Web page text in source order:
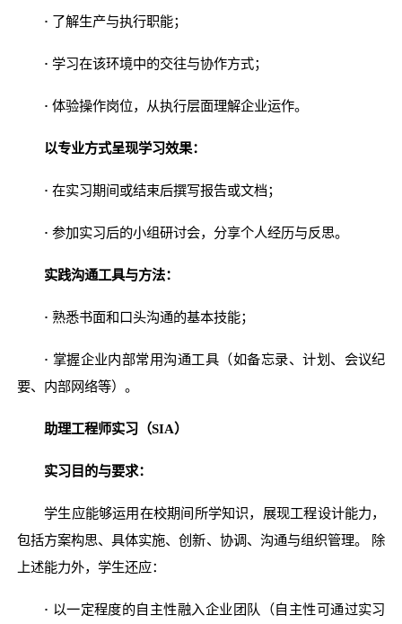
· 了解生产与执行职能；
· 学习在该环境中的交往与协作方式；
· 体验操作岗位，从执行层面理解企业运作。
以专业方式呈现学习效果：
· 在实习期间或结束后撰写报告或文档；
· 参加实习后的小组研讨会，分享个人经历与反思。
实践沟通工具与方法：
· 熟悉书面和口头沟通的基本技能；
· 掌握企业内部常用沟通工具（如备忘录、计划、会议纪
要、内部网络等）。
助理工程师实习（SIA）
实习目的与要求：
学生应能够运用在校期间所学知识，展现工程设计能力，
包括方案构思、具体实施、创新、协调、沟通与组织管理。 除
上述能力外，学生还应：
· 以一定程度的自主性融入企业团队（自主性可通过实习